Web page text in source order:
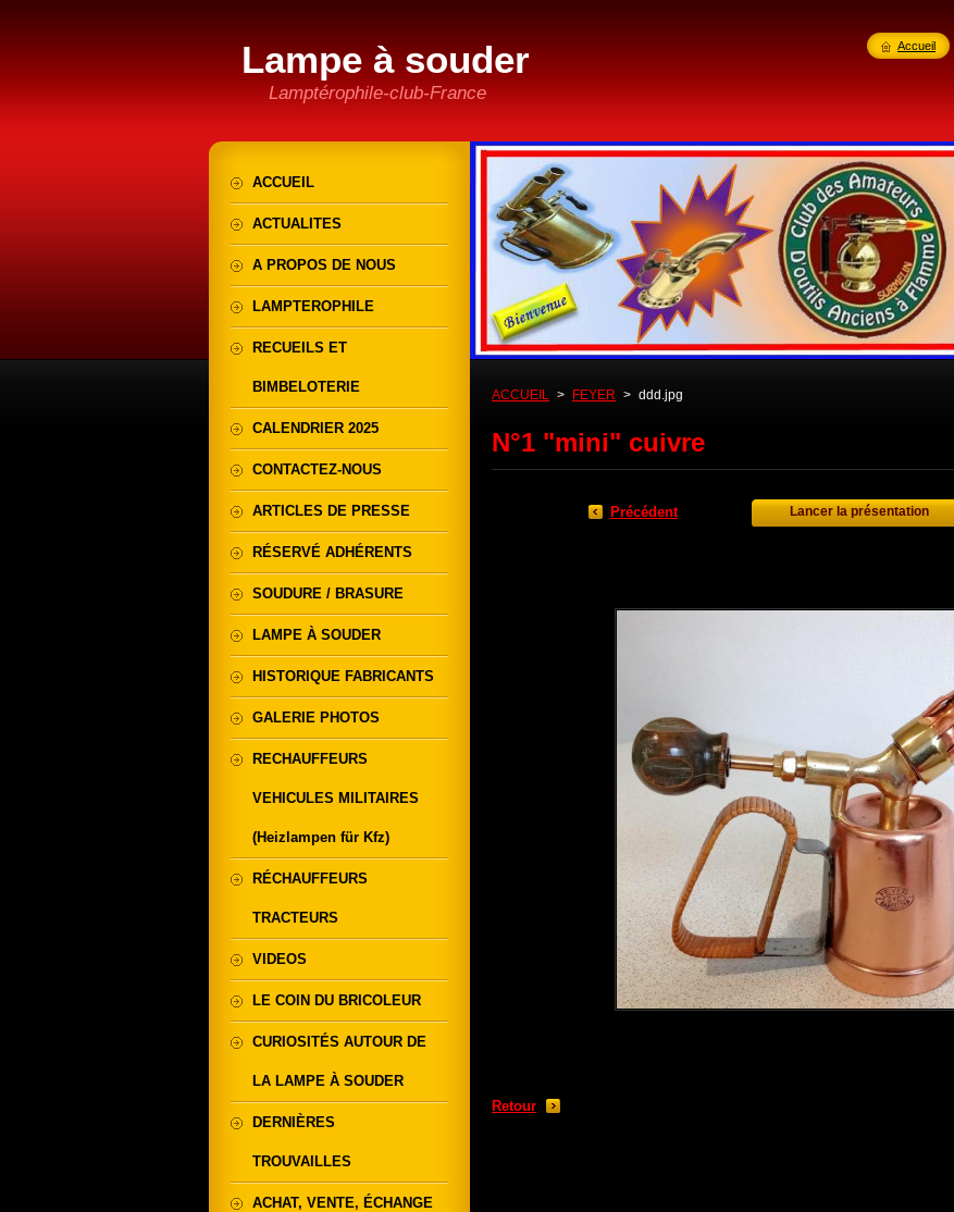
Lampe à souder
Lamptérophile-club-France
ACCUEIL > FEYER > ddd.jpg
N°1 "mini" cuivre
Précédent Lancer la présentation
Retour
ACCUEIL
ACTUALITES
A PROPOS DE NOUS
LAMPTEROPHILE
RECUEILS ET
BIMBELOTERIE
CALENDRIER 2025
CONTACTEZ-NOUS
ARTICLES DE PRESSE
RÉSERVÉ ADHÉRENTS
SOUDURE / BRASURE
LAMPE À SOUDER
HISTORIQUE FABRICANTS
GALERIE PHOTOS
RECHAUFFEURS
VEHICULES MILITAIRES
(Heizlampen für Kfz)
RÉCHAUFFEURS
TRACTEURS
VIDEOS
LE COIN DU BRICOLEUR
CURIOSITÉS AUTOUR DE
LA LAMPE À SOUDER
DERNIÈRES
TROUVAILLES
ACHAT, VENTE, ÉCHANGE
Accueil